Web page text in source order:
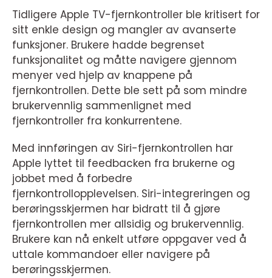
Tidligere Apple TV-fjernkontroller ble kritisert for
sitt enkle design og mangler av avanserte
funksjoner. Brukere hadde begrenset
funksjonalitet og måtte navigere gjennom
menyer ved hjelp av knappene på
fjernkontrollen. Dette ble sett på som mindre
brukervennlig sammenlignet med
fjernkontroller fra konkurrentene.
Med innføringen av Siri-fjernkontrollen har
Apple lyttet til feedbacken fra brukerne og
jobbet med å forbedre
fjernkontrollopplevelsen. Siri-integreringen og
berøringsskjermen har bidratt til å gjøre
fjernkontrollen mer allsidig og brukervennlig.
Brukere kan nå enkelt utføre oppgaver ved å
uttale kommandoer eller navigere på
berøringsskjermen.